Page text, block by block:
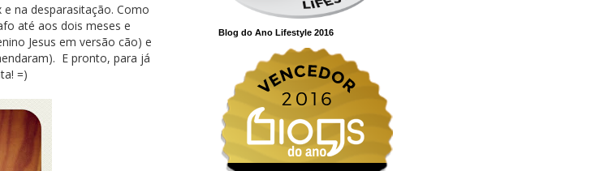
na desparasitação. Como
até aos dois meses e
Jesus em versão cão) e
E pronto, para já
=)
Blog do Ano Lifestyle 2016